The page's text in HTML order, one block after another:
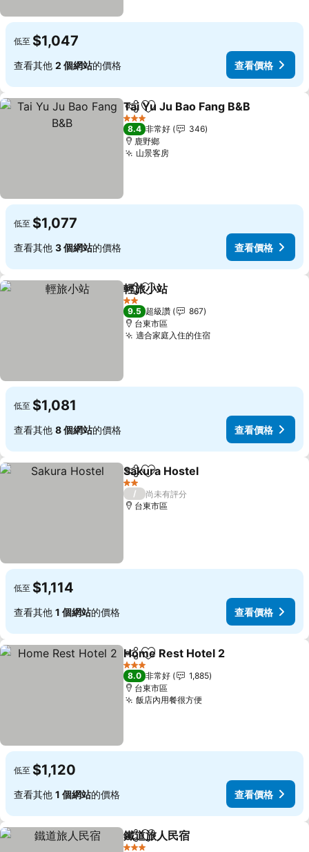
低至 $1,047
查看其他 2 個網站的價格 查看價格
分享 加入我的最愛
Tai Yu Ju Bao Fang B&B
3 星級
8.4 非常好
346
鹿野鄉
山景客房查看價格
低至 $1,077
查看其他 3 個網站的價格 查看價格
分享 加入我的最愛
輕旅小站
2 星級
9.5 超級讚
867
台東市區
適合家庭入住的住宿查看價格
低至 $1,081
查看其他 8 個網站的價格 查看價格
分享 加入我的最愛
Sakura Hostel
2 星級
/
尚未有評分
台東市區
低至 $1,114
查看其他 1 個網站的價格 查看價格
分享 加入我的最愛
Home Rest Hotel 2
3 星級
8.0 非常好
1,885
台東市區
飯店內用餐很方便查看價格
低至 $1,120
查看其他 1 個網站的價格 查看價格
分享 加入我的最愛
鐵道旅人民宿